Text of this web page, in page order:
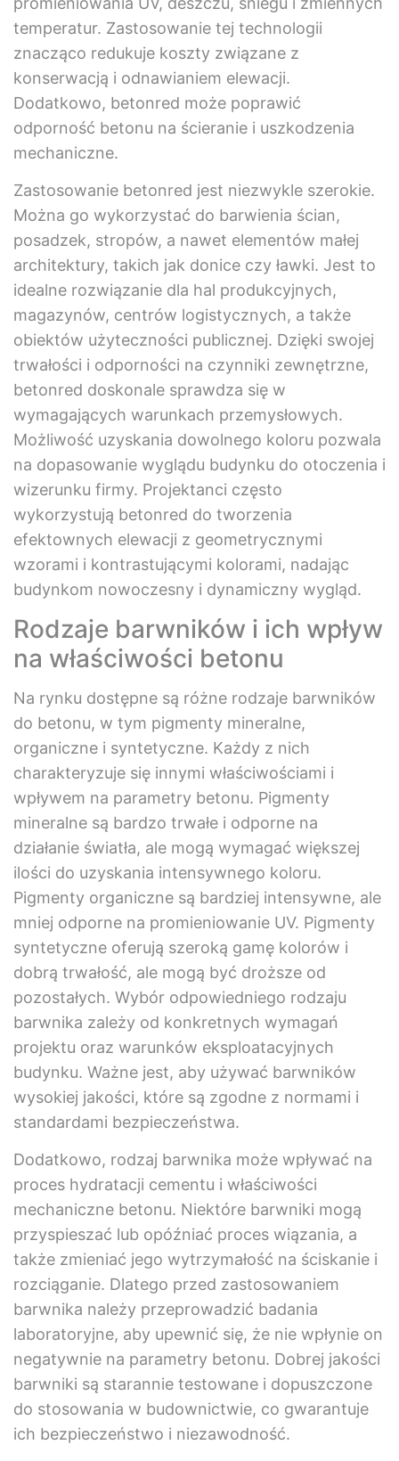
temperatur. Zastosowanie tej technologii
znacząco redukuje koszty związane z
konserwacją i odnawianiem elewacji.
Dodatkowo, betonred może poprawić
odporność betonu na ścieranie i uszkodzenia
mechaniczne.
Zastosowanie betonred jest niezwykle szerokie.
Można go wykorzystać do barwienia ścian,
posadzek, stropów, a nawet elementów małej
architektury, takich jak donice czy ławki. Jest to
idealne rozwiązanie dla hal produkcyjnych,
magazynów, centrów logistycznych, a także
obiektów użyteczności publicznej. Dzięki swojej
trwałości i odporności na czynniki zewnętrzne,
betonred doskonale sprawdza się w
wymagających warunkach przemysłowych.
Możliwość uzyskania dowolnego koloru pozwala
na dopasowanie wyglądu budynku do otoczenia i
wizerunku firmy. Projektanci często
wykorzystują betonred do tworzenia
efektownych elewacji z geometrycznymi
wzorami i kontrastującymi kolorami, nadając
budynkom nowoczesny i dynamiczny wygląd.
Rodzaje barwników i ich wpływ
na właściwości betonu
Na rynku dostępne są różne rodzaje barwników
do betonu, w tym pigmenty mineralne,
organiczne i syntetyczne. Każdy z nich
charakteryzuje się innymi właściwościami i
wpływem na parametry betonu. Pigmenty
mineralne są bardzo trwałe i odporne na
działanie światła, ale mogą wymagać większej
ilości do uzyskania intensywnego koloru.
Pigmenty organiczne są bardziej intensywne, ale
mniej odporne na promieniowanie UV. Pigmenty
syntetyczne oferują szeroką gamę kolorów i
dobrą trwałość, ale mogą być droższe od
pozostałych. Wybór odpowiedniego rodzaju
barwnika zależy od konkretnych wymagań
projektu oraz warunków eksploatacyjnych
budynku. Ważne jest, aby używać barwników
wysokiej jakości, które są zgodne z normami i
standardami bezpieczeństwa.
Dodatkowo, rodzaj barwnika może wpływać na
proces hydratacji cementu i właściwości
mechaniczne betonu. Niektóre barwniki mogą
przyspieszać lub opóźniać proces wiązania, a
także zmieniać jego wytrzymałość na ściskanie i
rozciąganie. Dlatego przed zastosowaniem
barwnika należy przeprowadzić badania
laboratoryjne, aby upewnić się, że nie wpłynie on
negatywnie na parametry betonu. Dobrej jakości
barwniki są starannie testowane i dopuszczone
do stosowania w budownictwie, co gwarantuje
ich bezpieczeństwo i niezawodność.